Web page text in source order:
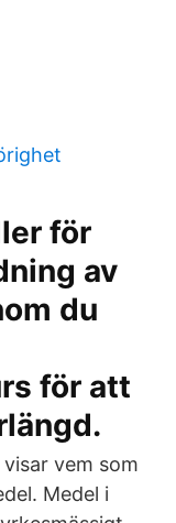
för
av
du
för att
vem som
Medel i